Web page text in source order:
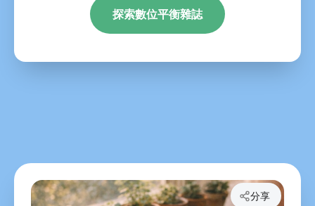
探索數位平衡雜誌
分享